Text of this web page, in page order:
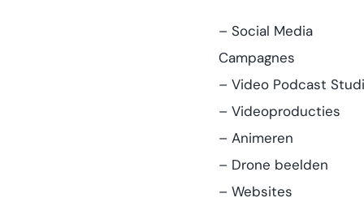
– Social Media
Campagnes
– Video Podcast
– Videoproducties
– Animeren
– Drone beelden
– Websites